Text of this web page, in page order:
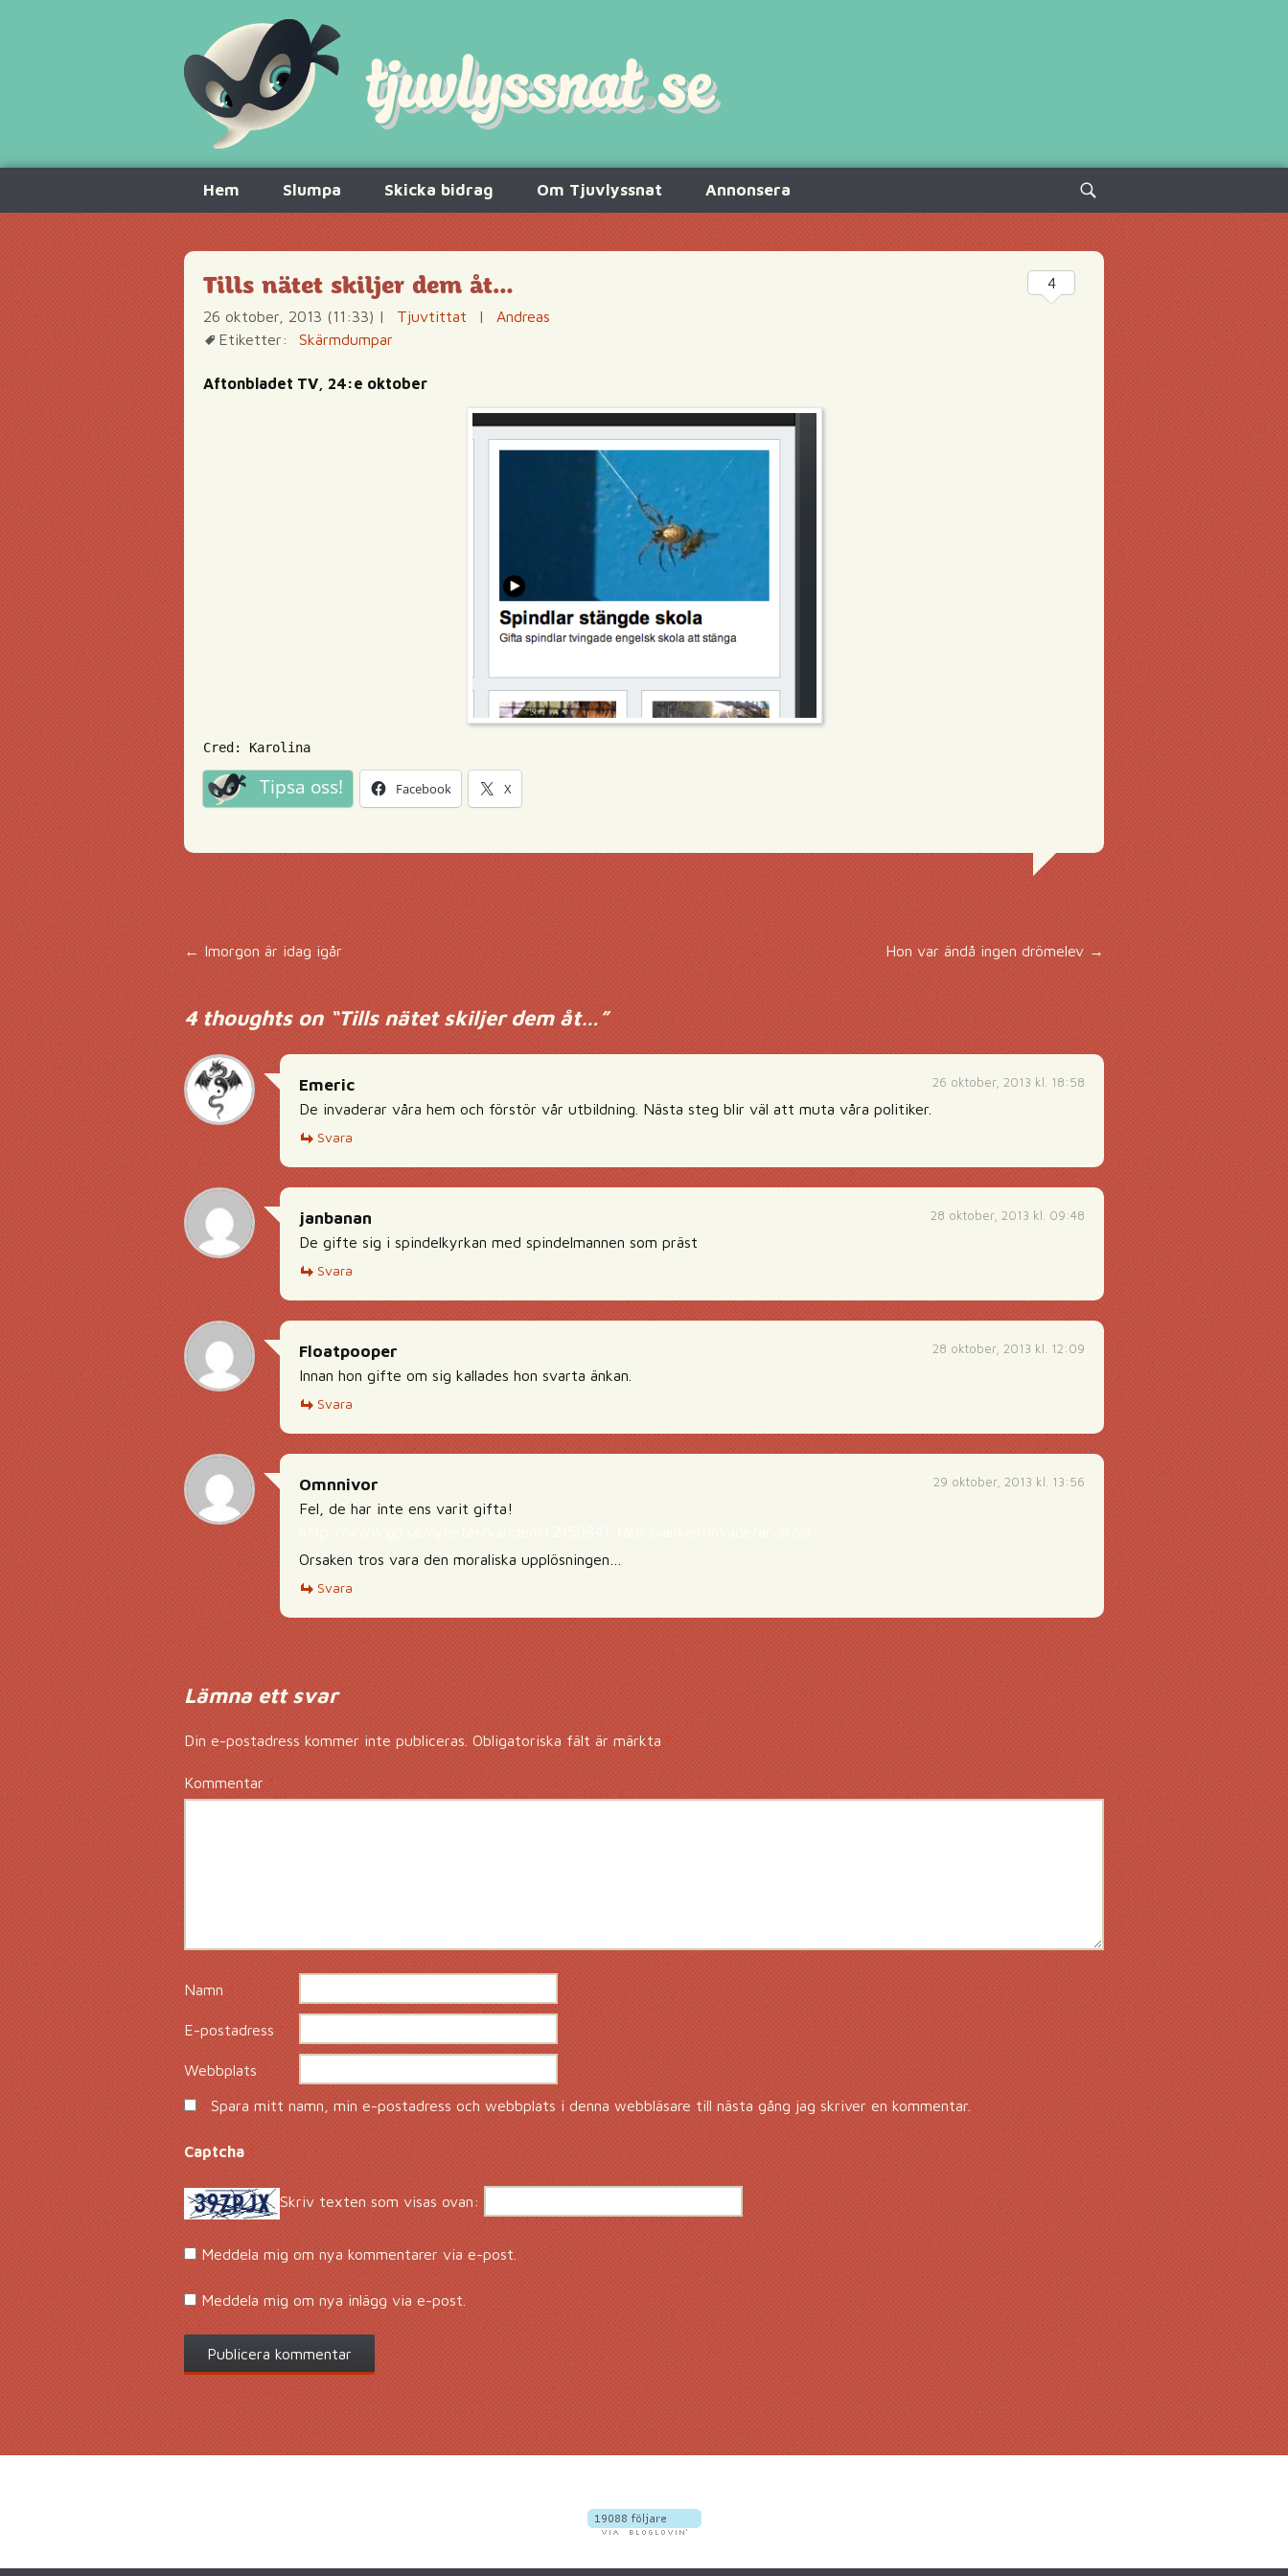
innehåll
Hem Slumpa Skicka bidrag Om Tjuvlyssnat Annonsera
Sök
efter:
Tills nätet skiljer dem åt…
26 oktober, 2013 (11:33) | Tjuvtittat |
Andreas
Etiketter:
Skärmdumpar
Aftonbladet TV, 24:e oktober
Cred: Karolina
Tipsa oss! Facebook X
4
Inläggsnavigering
←Imorgon är idag igår Hon var ändå ingen drömelev →
4 thoughts on “Tills nätet skiljer dem åt…”
26 oktober, 2013 kl. 18:58
Emeric
De invaderar våra hem och förstör vår utbildning. Nästa steg blir väl att muta våra politiker.
Svara
28 oktober, 2013 kl. 09:48
janbanan
De gifte sig i spindelkyrkan med spindelmannen som präst
Svara
28 oktober, 2013 kl. 12:09
Floatpooper
Innan hon gifte om sig kallades hon svarta änkan.
Svara
29 oktober, 2013 kl. 13:56
Omnnivor
Fel, de har inte ens varit gifta!
Orsaken tros vara den moraliska upplösningen…
Svara
Lämna ett svar
Din e-postadress kommer inte publiceras. Obligatoriska fält är märkta *
Kommentar *
Namn *
E-postadress *
Webbplats
Spara mitt namn, min e-postadress och webbplats i denna webbläsare till nästa gång jag skriver en kommentar.
Captcha *
Skriv texten som visas ovan:
Meddela mig om nya kommentarer via e-post.
Meddela mig om nya inlägg via e-post.